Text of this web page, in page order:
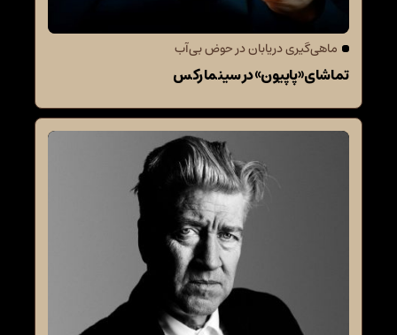
ماهی‌گیری دریابان در حوض بی‌آب
تماشای «پاپیون» در سینما رکس